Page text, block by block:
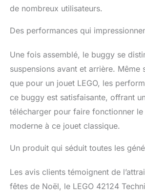
de nombreux utilisateurs.
Des performances qui
Une fois assemblé, le buggy se
suspensions avant et arrière.
que pour un jouet LEGO, les
ce buggy est satisfaisante, offrant
télécharger pour faire fonctionner
moderne à ce jouet classique.
Un produit qui séduit toutes les
Les avis clients témoignent de
fêtes de Noël, le LEGO 42124